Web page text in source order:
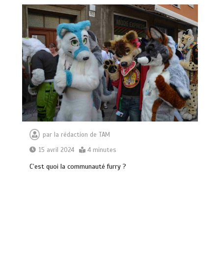
parla rédaction de TAM
15 avril 2024
4 minutes
C’est quoi la communauté furry ?